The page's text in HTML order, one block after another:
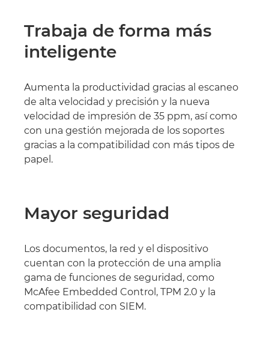
Trabaja de forma más
inteligente
Aumenta la productividad gracias al escaneo
de alta velocidad y precisión y la nueva
velocidad de impresión de 35 ppm, así como
con una gestión mejorada de los soportes
gracias a la compatibilidad con más tipos de
papel.
Mayor seguridad
Los documentos, la red y el dispositivo
cuentan con la protección de una amplia
gama de funciones de seguridad, como
McAfee Embedded Control, TPM 2.0 y la
compatibilidad con SIEM.